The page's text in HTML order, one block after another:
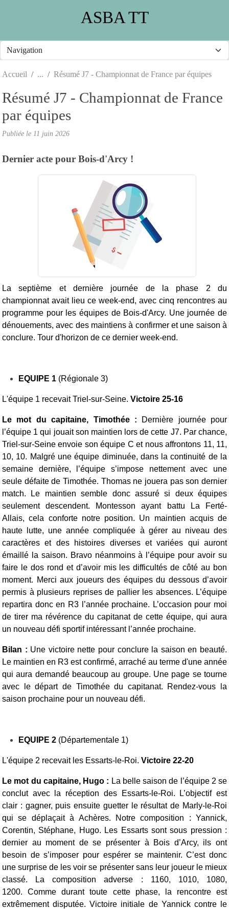
ASBA TT
Accueil Résumé J7 - Championnat de France par équipes
Résumé J7 - Championnat de France
par équipes
Publiée le 11 juin 2026
Dernier acte pour Bois-d'Arcy !
La septième et dernière journée de la phase 2 du
championnat avait lieu ce week-end, avec cinq rencontres au
programme pour les équipes de Bois-d'Arcy. Une journée de
dénouements, avec des maintiens à confirmer et une saison à
conclure. Tour d'horizon de ce dernier week-end.
EQUIPE 1 (Régionale 3)
L'équipe 1 recevait Triel-sur-Seine. Victoire 25-16
Le mot du capitaine, Timothée :
Dernière journée pour
l’équipe 1 qui jouait son maintien lors de cette J7. Par chance,
Triel-sur-Seine envoie son équipe C et nous affrontons 11, 11,
10, 10. Malgré une équipe diminuée, dans la continuité de la
semaine dernière, l’équipe s’impose nettement avec une
seule défaite de Timothée. Thomas ne jouera pas son dernier
match. Le maintien semble donc assuré si deux équipes
seulement descendent. Montesson ayant battu La Ferté-
Allais, cela conforte notre position. Un maintien acquis de
haute lutte, une année compliquée à gérer au niveau des
caractères et des histoires diverses et variées qui auront
émaillé la saison. Bravo néanmoins à l’équipe pour avoir su
faire le dos rond et d’avoir mis les difficultés de côté au bon
moment. Merci aux joueurs des équipes du dessous d’avoir
permis à plusieurs reprises de pallier les absences. L’équipe
repartira donc en R3 l’année prochaine. L’occasion pour moi
de tirer ma révérence du capitanat de cette équipe, qui aura
un nouveau défi sportif intéressant l’année prochaine.
Bilan : Une victoire nette pour conclure la saison en beauté.
Le maintien en R3 est confirmé, arraché au terme d'une année
qui aura demandé beaucoup au groupe. Une page se tourne
avec le départ de Timothée du capitanat. Rendez-vous la
saison prochaine pour un nouveau défi.
EQUIPE 2 (Départementale 1)
L'équipe 2 recevait les Essarts-le-Roi. Victoire 22-20
Le mot du capitaine, Hugo : La belle saison de l’équipe 2 se
conclut avec la réception des Essarts-le-Roi. L’objectif est
clair : gagner, puis ensuite guetter le résultat de Marly-le-Roi
qui se déplaçait à Achères.
Notre composition : Yannick,
Corentin, Stéphane, Hugo. Les Essarts sont sous pression :
dernier au moment de se présenter à Bois d’Arcy, ils ont
besoin de s’imposer pour espérer se maintenir. C’est donc
une surprise de les voir se présenter sans leur joueur le mieux
classé. La composition adverse : 1160, 1010, 1080,
1200.Comme durant toute cette phase, la rencontre est
extrêmement disputée. Victoire initiale de Yannick contre le